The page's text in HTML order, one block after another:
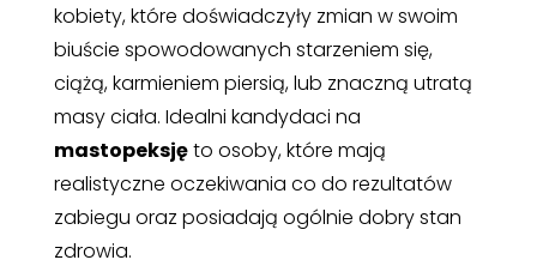
kobiety, które doświadczyły zmian w swoim
biuście spowodowanych starzeniem się,
ciążą, karmieniem piersią, lub znaczną utratą
masy ciała. Idealni kandydaci na
mastopeksjęto osoby, które mają
realistyczne oczekiwania co do rezultatów
zabiegu oraz posiadają ogólnie dobry stan
zdrowia.